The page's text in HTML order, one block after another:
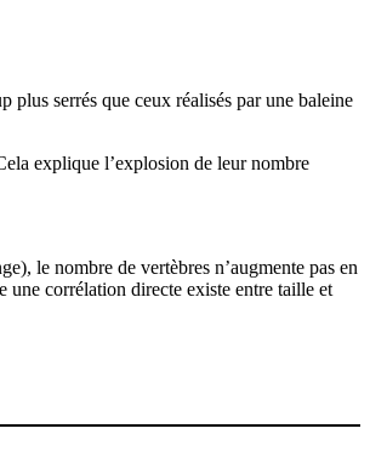
plus serrés que ceux réalisés par une baleine
explique l’explosion de leur nombre
le nombre de vertèbres n’augmente pas en
une corrélation directe existe entre taille et